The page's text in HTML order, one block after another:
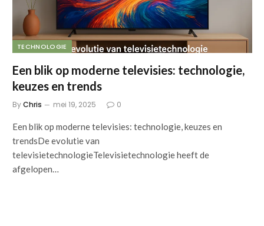
TECHNOLOGIE
Een blik op moderne televisies: technologie,
keuzes en trends
ByChris mei 19, 2025 0
Een blik op moderne televisies: technologie, keuzes en
trendsDe evolutie van
televisietechnologieTelevisietechnologie heeft de
afgelopen…